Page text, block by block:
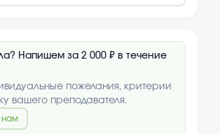
Напишем за 2 000 ₽ в течение
пожелания, критерии
вашего преподавателя.
нам